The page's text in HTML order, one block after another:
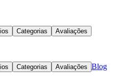
Categorias Avaliações
Categorias Avaliações Blog